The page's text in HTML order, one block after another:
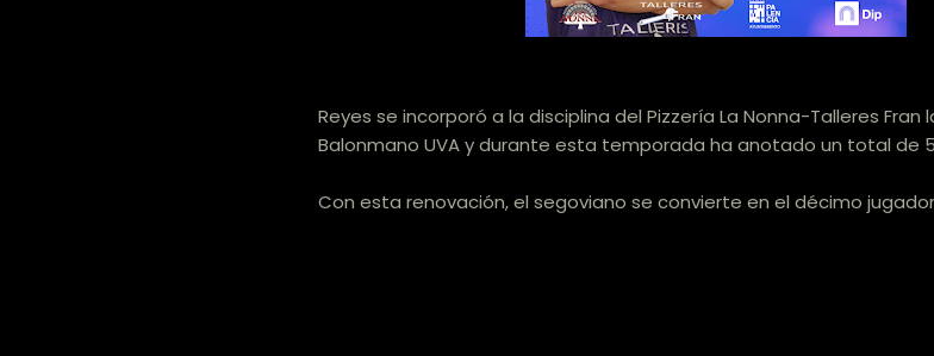
Reyes se incorporó a la disciplina del Pizzería La Nonna-Talleres
Balonmano UVA y durante esta temporada ha anotado un total de
Con esta renovación, el segoviano se convierte en el décimo